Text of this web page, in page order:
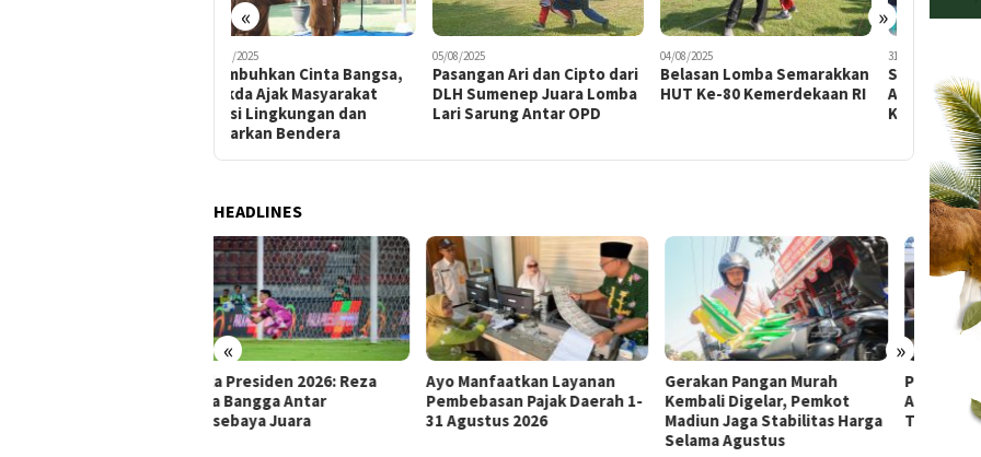
« »
05/08/2025
Pasangan Ari dan Cipto dari
DLH Sumenep Juara Lomba
Lari Sarung Antar OPD
04/08/2025
Belasan Lomba Semarakkan
HUT Ke-80 Kemerdekaan RI
31/07/2025
Semarak Lomba 17
Agustus, Kampung Jetis
Sekda
Hiasi
HEADLINES
« »
Ayo Manfaatkan Layanan
Pembebasan Pajak Daerah 1-
31 Agustus 2026
Gerakan Pangan Murah
Kembali Digelar, Pemkot
Madiun Jaga Stabilitas Harga
Pelajari Implementasi KPBU
APJ, Pemkab Kuningan Studi
Tiru ke Kabupaten Madiun